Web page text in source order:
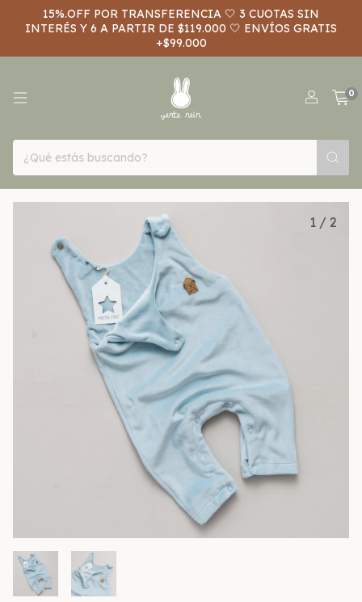
15%.OFF POR TRANSFERENCIA 🤍 3 CUOTAS SIN
INTERÉS Y 6 A PARTIR DE $119.000 🤍 ENVÍOS GRATIS
+$99.000
0
1 / 2